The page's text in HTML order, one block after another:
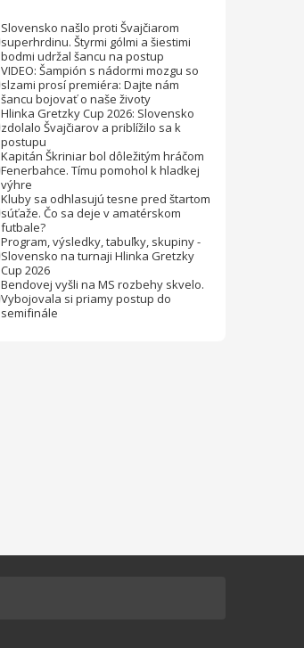
Slovensko našlo proti Švajčiarom
superhrdinu. Štyrmi gólmi a šiestimi
bodmi udržal šancu na postup
VIDEO: Šampión s nádormi mozgu so
slzami prosí premiéra: Dajte nám
šancu bojovať o naše životy
Hlinka Gretzky Cup 2026: Slovensko
zdolalo Švajčiarov a priblížilo sa k
postupu
Kapitán Škriniar bol dôležitým hráčom
Fenerbahce. Tímu pomohol k hladkej
výhre
Kluby sa odhlasujú tesne pred štartom
súťaže. Čo sa deje v amatérskom
futbale?
Program, výsledky, tabuľky, skupiny -
Slovensko na turnaji Hlinka Gretzky
Cup 2026
Bendovej vyšli na MS rozbehy skvelo.
Vybojovala si priamy postup do
semifinále